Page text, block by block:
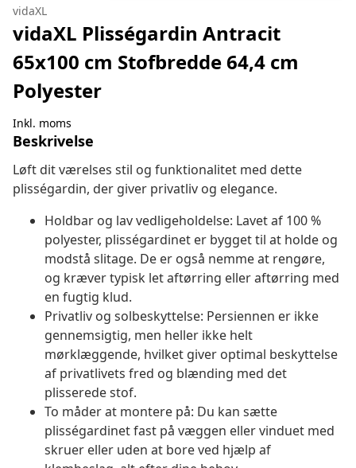
vidaXL
vidaXL Plisségardin Antracit
65x100 cm Stofbredde 64,4 cm
Polyester
Inkl. moms
Beskrivelse
Løft dit værelses stil og funktionalitet med dette
plisségardin, der giver privatliv og elegance.
Holdbar og lav vedligeholdelse: Lavet af 100 %
polyester, plisségardinet er bygget til at holde og
modstå slitage. De er også nemme at rengøre,
og kræver typisk let aftørring eller aftørring med
en fugtig klud.
Privatliv og solbeskyttelse: Persiennen er ikke
gennemsigtig, men heller ikke helt
mørklæggende, hvilket giver optimal beskyttelse
af privatlivets fred og blænding med det
plisserede stof.
To måder at montere på: Du kan sætte
plisségardinet fast på væggen eller vinduet med
skruer eller uden at bore ved hjælp af